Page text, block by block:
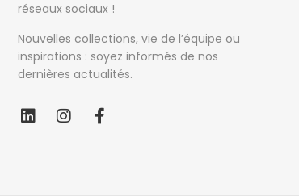
réseaux sociaux !
Nouvelles collections, vie de l’équipe ou
inspirations : soyez informés de nos
dernières actualités.